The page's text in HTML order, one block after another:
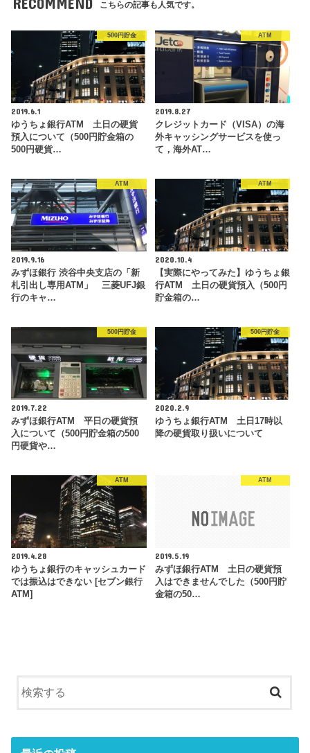
こちらの記事も人気です。
500円貯金
2019.6.1
ゆうちょ銀行ATM 土日の硬貨
預入について（500円貯金箱の
500円硬貨…
ATM
2019.8.27
クレジットカード（VISA）の海
外キャッシングサービスを使っ
て，海外AT…
ATM
2019.9.16
みずほ銀行 渋谷中央支店の「新
札引出し専用ATM」 三菱UFJ銀
行のキャ…
ATM
2020.10.4
【実際にやってみた】ゆうちょ銀
行ATM 土日の硬貨預入（500円
貯金箱の…
500円貯金
2019.7.22
みずほ銀行ATM 平日の硬貨預
入について（500円貯金箱の500
円硬貨や…
500円貯金
2020.2.9
ゆうちょ銀行ATM 土日17時以
降の硬貨取り扱いについて
ATM
2019.4.28
ゆうちょ銀行のキャッシュカード
では振込はできない [セブン銀行
ATM]
ATM
2019.5.19
みずほ銀行ATM 土日の硬貨預
入はできませんでした（500円貯
金箱の50…